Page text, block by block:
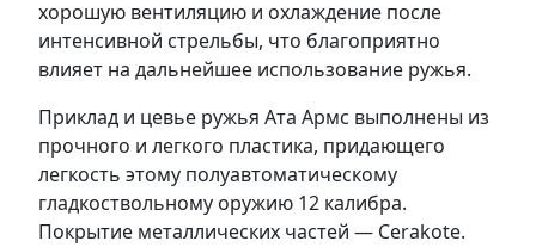
хорошую вентиляцию и охлаждение после
интенсивной стрельбы, что благоприятно
влияет на дальнейшее использование ружья.
Приклад и цевье ружья Ата Армс выполнены из
прочного и легкого пластика, придающего
легкость этому полуавтоматическому
гладкоствольному оружию 12 калибра.
Покрытие металлических частей — Cerakote.